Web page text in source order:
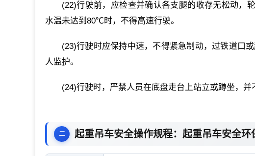
(22)行驶前，应检查并确认各支腿的收存无松动，
水温未达到80℃时，不得高速行驶。
(23)行驶时应保持中速，不得紧急制动，过铁道口
人监护。
(24)行驶时，严禁人员在底盘走台上站立或蹲坐，并
起重吊车安全操作规程：起重吊车安全环